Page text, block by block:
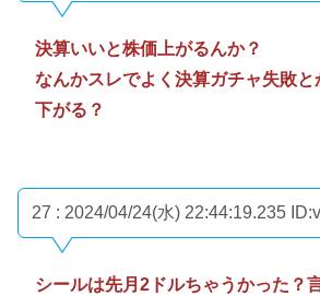
決算いいと株価上がるんか？
なんかスレでよく決算ガチャ失敗と
下がる？
27 : 2024/04/24(水) 22:44:19.235
シールは先月2ドルちゃうかった？